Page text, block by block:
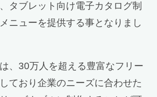
タブレット向け電子カタログ制
ニューを提供する事となりまし
、30万人を超える豊富なフリー
ており企業のニーズに合わせた